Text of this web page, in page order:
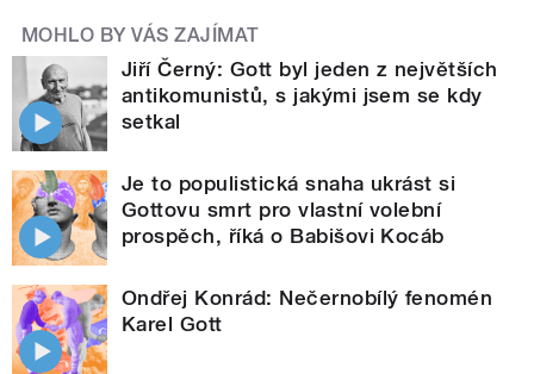
MOHLO BY VÁS ZAJÍMAT
Jiří Černý: Gott byl jeden z největších
antikomunistů, s jakými jsem se kdy
setkal
Je to populistická snaha ukrást si
Gottovu smrt pro vlastní volební
prospěch, říká o Babišovi Kocáb
Ondřej Konrád: Nečernobílý fenomén
Karel Gott